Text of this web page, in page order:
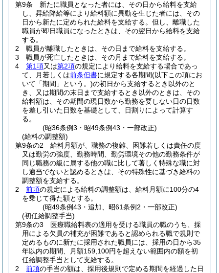
第9条
新たに職員となった者には、その日から給料を支給
し、昇給降給等により給料額に異動を生じた者には、その
日から新たに定められた給料を支給する。 但し、離職した
職員が即日職員になったときは、その翌日から給料を支給
する。
2
職員が離職したときは、その日まで給料を支給する。
3
職員が死亡したときは、その月まで給料を支給する。
4
第1項又は第2項の規定により給料を支給する場合であっ
て、月若しくは前条但書に規定する各期間(以下この項にお
いて「期間」という。)の初日から支給するとき以外のと
き、又は期間の末日まで支給するとき以外のときは、その
給料額は、その期間の現日数から勤務を要しない日の日数
を差し引いた日数を基礎として、日割りによって計算す
る。
(昭36条例3・昭49条例43・一部改正)
(給料の調整額)
第9条の2
給料月額が、職務の複雑、困難若しくは責任の度
又は勤労の強度、勤務時間、勤労環境その他の勤務条件が
同じ職務の級に属する他の職に比して著しく特殊な職に対
し適当でないと認めるときは、その特殊性に基づき給料の
調整額を支給する。
2
前項の規定による給料の調整額は、給料月額に100分の4
を乗じて得た額とする。
(昭49条例43・追加、昭61条例2・一部改正)
(初任給調整手当)
第9条の3
医療職給料表の適用を受ける職員の職のうち、採
用による欠員の補充が困難であると認められる職で規則で
定めるものに新たに採用された職員には、採用の日から35
年以内の期間、月額159,100円を超えない範囲内の額を初
任給調整手当として支給する。
2
前項の手当の額は、採用後規則で定める期間を経過した日